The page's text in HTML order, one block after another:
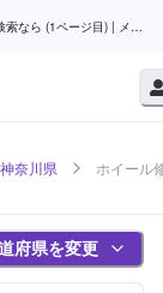
なら (1ページ目) | メン
神奈川県 ホイール
府県を変更